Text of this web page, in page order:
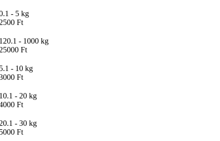
- 5 kg
Ft
- 1000 kg
Ft
- 10 kg
Ft
- 20 kg
Ft
- 30 kg
Ft